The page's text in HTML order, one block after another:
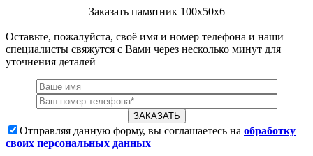
Заказать памятник 100х50х6
Оставьте, пожалуйста, своё имя и номер телефона и наши
специалисты свяжутся с Вами через несколько минут для
уточнения деталей
Отправляя данную форму, вы соглашаетесь на обработку
своих персональных данных